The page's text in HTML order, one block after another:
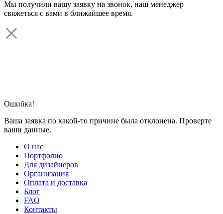
Мы получили вашу заявку на звонок, наш менеджер
свяжеться с вами в ближайшее время.
Ошибка!
Ваша заявка по какой-то причине была отклонена. Проверте
ваши данные.
О нас
Портфолио
Для дизайнеров
Организация
Оплата и доставка
Блог
FAQ
Контакты